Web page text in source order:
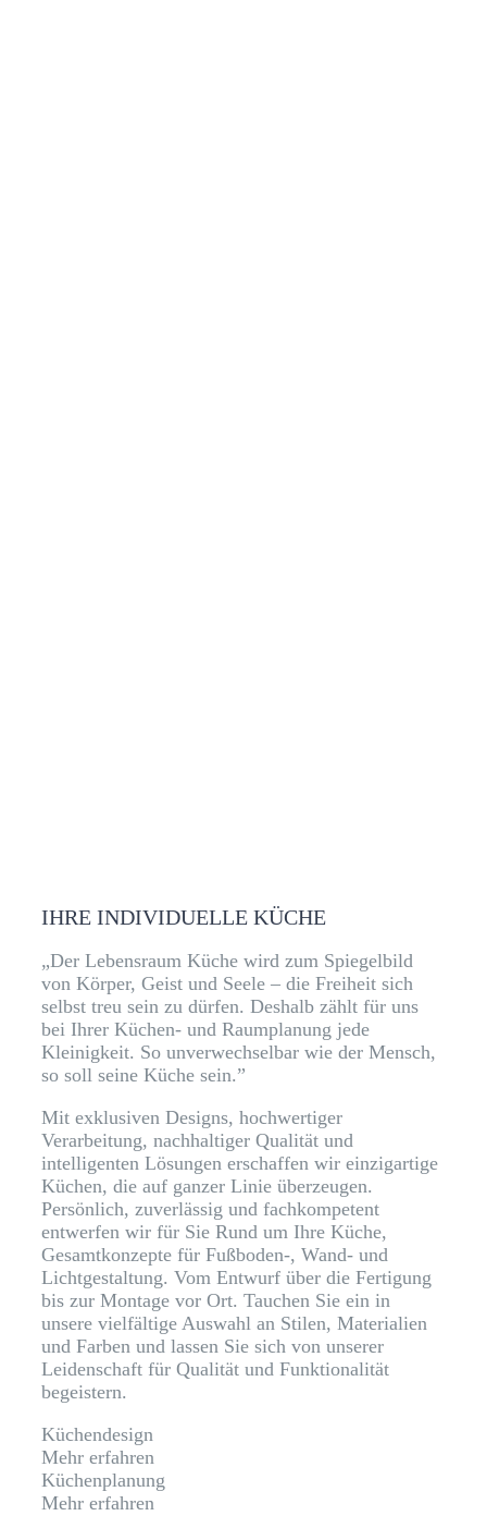
IHRE INDIVIDUELLE KÜCHE
„Der Lebensraum Küche wird zum Spiegelbild
von Körper, Geist und Seele – die Freiheit sich
selbst treu sein zu dürfen. Deshalb zählt für uns
bei Ihrer Küchen- und Raumplanung jede
Kleinigkeit. So unverwechselbar wie der Mensch,
so soll seine Küche sein.”
Mit exklusiven Designs, hochwertiger
Verarbeitung, nachhaltiger Qualität und
intelligenten Lösungen erschaffen wir einzigartige
Küchen, die auf ganzer Linie überzeugen.
Persönlich, zuverlässig und fachkompetent
entwerfen wir für Sie Rund um Ihre Küche,
Gesamtkonzepte für Fußboden-, Wand- und
Lichtgestaltung. Vom Entwurf über die Fertigung
bis zur Montage vor Ort. Tauchen Sie ein in
unsere vielfältige Auswahl an Stilen, Materialien
und Farben und lassen Sie sich von unserer
Leidenschaft für Qualität und Funktionalität
begeistern.
Küchendesign
Mehr erfahren
Küchenplanung
Mehr erfahren